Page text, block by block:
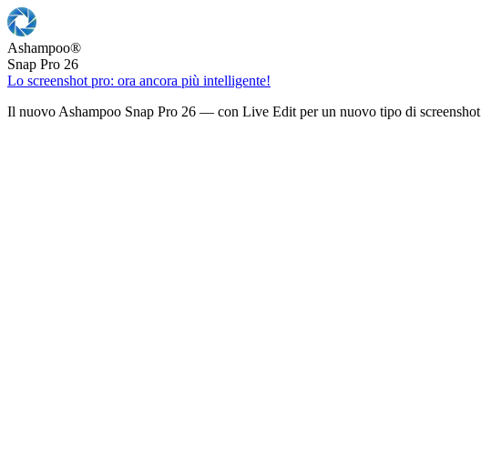
Ashampoo®
Snap Pro 26
Lo screenshot pro: ora ancora più intelligente!
Il nuovo Ashampoo Snap Pro 26 — con Live Edit per un nuovo tipo di screenshot